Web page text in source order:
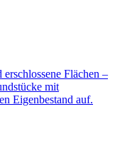
Flächen –
mit
Eigenbestand auf.